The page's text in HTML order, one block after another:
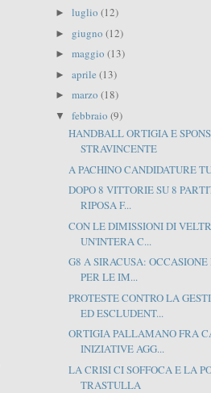
►luglio(12)
► giugno(12)
►maggio(13)
►aprile(13)
►marzo(18)
▼febbraio(9)
HANDBALL ORTIGIA E
STRAVINCENTE
A PACHINO CANDIDATURE
DOPO 8 VITTORIE SU 8
RIPOSA F...
CON LE DIMISSIONI DI
UN'INTERA C...
G8 A SIRACUSA:
PER LE IM...
PROTESTE CONTRO LA
ED ESCLUDENT...
ORTIGIA PALLAMANO FRA
INIZIATIVE AGG...
LA CRISI CI SOFFOCA E LA
TRASTULLA